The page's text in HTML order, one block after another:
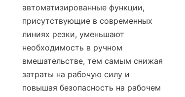
автоматизированные функции,
присутствующие в современных
линиях резки, уменьшают
необходимость в ручном
вмешательстве, тем самым снижая
затраты на рабочую силу и
повышая безопасность на рабочем